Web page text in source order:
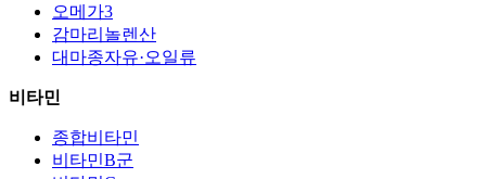
오메가3
감마리놀렌산
대마종자유·오일류
비타민
종합비타민
비타민B군